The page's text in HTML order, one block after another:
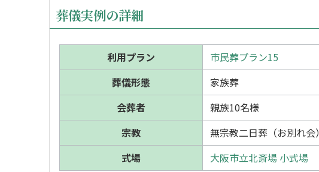
葬儀実例の詳細
利用プラン
市民葬プラン15
葬儀形態
家族葬
会葬者
親族10名様
宗教
無宗教二日葬（お別れ会）
式場
大阪市立北斎場 小式場